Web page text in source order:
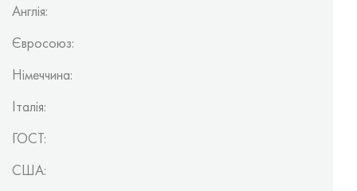
Англія:
Євросоюз:
Німеччина:
Італія:
ГОСТ:
США: